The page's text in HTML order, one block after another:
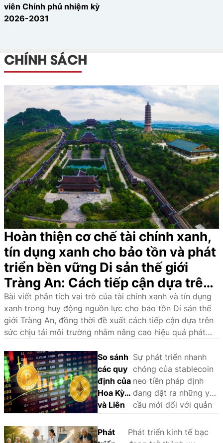
viên Chính phủ nhiệm kỳ
2026-2031
CHÍNH SÁCH
Hoàn thiện cơ chế tài chính xanh,
tín dụng xanh cho bảo tồn và phát
triển bền vững Di sản thế giới
Tràng An: Cách tiếp cận dựa trên
sức chịu tải môi trường
Bài viết phân tích vai trò của tài chính xanh và tín dụng
xanh trong huy động nguồn lực cho bảo tồn Di sản thế
giới Tràng An, đồng thời đề xuất cách tiếp cận dựa trên
sức chịu tải môi trường nhằm nâng cao hiệu quả phát
So sánh
các quy
định của
Hoa Kỳ
và Liên
châu Âu
đối với
Sự phát triển nhanh
chóng của stablecoin
neo tiền pháp định
đang đặt ra những yêu
cầu mới đối với quản
khổ pháp lý. Thông
qua phân tích và so
Phát
Phát triển kinh tế bạc